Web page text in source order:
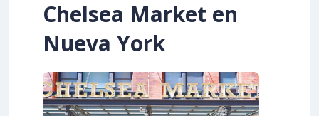
Chelsea Market en
Nueva York